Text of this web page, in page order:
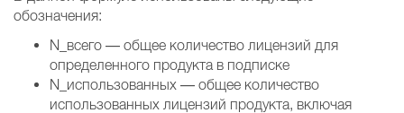
обозначения:
N_всего — общее количество лицензий для
определенного продукта в подписке
N_использованных — общее количество
использованных лицензий продукта, включая